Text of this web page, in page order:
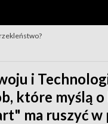
i
które myślą
ma ruszyć